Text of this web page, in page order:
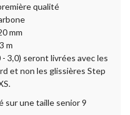
qualité
mm
m
3,0) seront livrées avec les
et non les glissières Step
sur une taille senior 9